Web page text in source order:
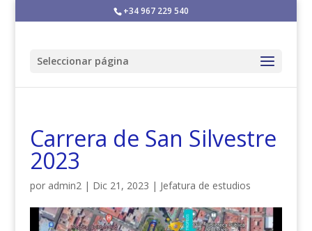
+34 967 229 540
Seleccionar página
Carrera de San Silvestre
2023
por admin2| Dic 21, 2023 | Jefatura de estudios